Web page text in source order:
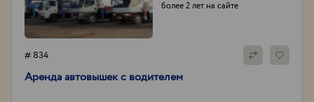
более 2 лет на сайте
# 834
Аренда автовышек с водителем